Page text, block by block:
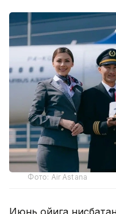
Фото: Air Astana
Июнь ойига